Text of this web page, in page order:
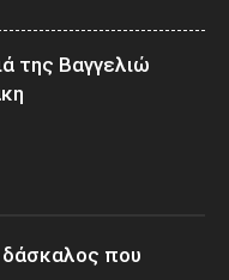
της Βαγγελιώ
που